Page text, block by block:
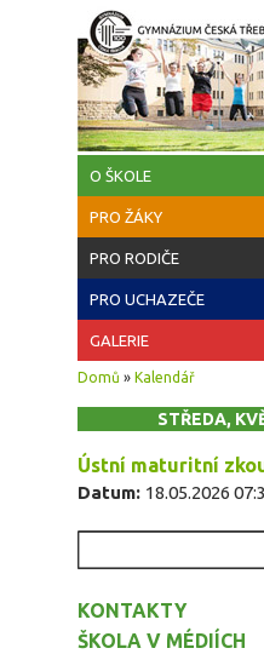
Přejít k hlavnímu obsahu
O ŠKOLE
PRO ŽÁKY
PRO RODIČE
PRO UCHAZEČE
GALERIE
Jste zde
Domů » Kalendář
STŘEDA,
Ústní maturitní
Datum: 18.05.2026
KONTAKTY
ŠKOLA V MÉDIÍCH